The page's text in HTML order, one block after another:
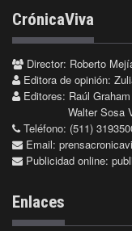
CrónicaViva
Director: Roberto
Editora de opinión:
Editores: Raúl
Walter Sosa
Teléfono: (511)
Email:
Publicidad online:
Enlaces